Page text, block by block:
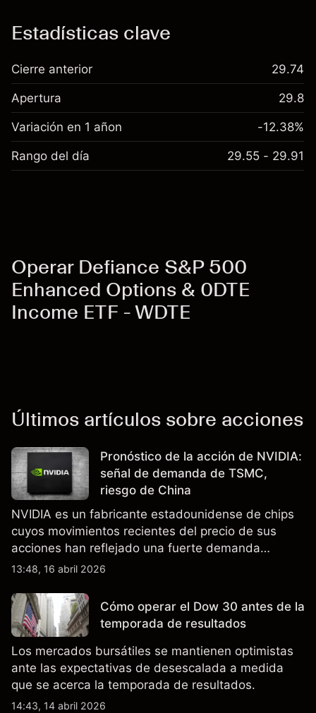
Estadísticas clave
Cierre anterior 29.74
Apertura 29.8
Variación en 1 añon -12.38%
Rango del día 29.55 - 29.91
Operar Defiance S&P 500
Enhanced Options & 0DTE
Income ETF - WDTE
Últimos artículos sobre acciones
Pronóstico de la acción de NVIDIA:
señal de demanda de TSMC,
riesgo de China
NVIDIA es un fabricante estadounidense de chips
cuyos movimientos recientes del precio de sus
acciones han reflejado una fuerte demanda
relacionada con la IA, ingresos trimestrales récord
de exportación de EE.UU. que afectan las ventas
en China.
13:48, 16 abril 2026
Cómo operar el Dow 30 antes de la
temporada de resultados
Los mercados bursátiles se mantienen optimistas
ante las expectativas de desescalada a medida
que se acerca la temporada de resultados.
14:43, 14 abril 2026